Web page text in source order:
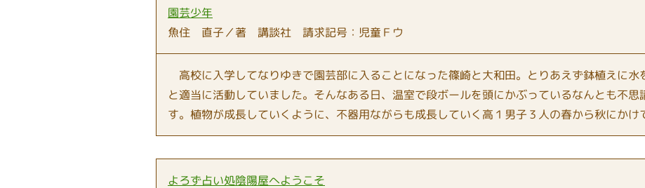
園芸少年
魚住 直子／著 講談社 請求記号：児童Ｆウ
高校に入学してなりゆきで園芸部に入ることになった篠崎と大和田。とりあえず鉢植えに水
と適当に活動していました。そんなある日、温室で段ボールを頭にかぶっているなんとも不思
す。植物が成長していくように、不器用ながらも成長していく高１男子３人の春から秋にかけ
よろず占い処陰陽屋へようこそ